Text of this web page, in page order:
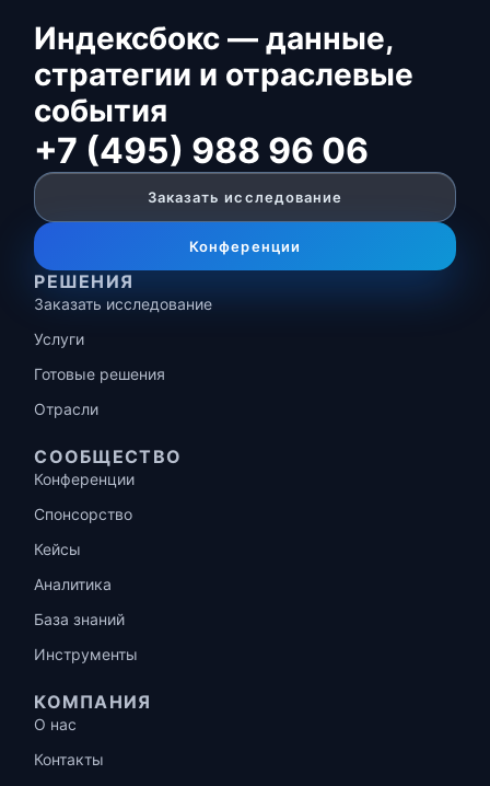
Индексбокс — данные,
стратегии и отраслевые
события
+7 (495) 988 96 06
Заказать исследование
Конференции
РЕШЕНИЯ
Заказать исследование
Услуги
Готовые решения
Отрасли
СООБЩЕСТВО
Конференции
Спонсорство
Кейсы
Аналитика
База знаний
Инструменты
КОМПАНИЯ
О нас
Контакты